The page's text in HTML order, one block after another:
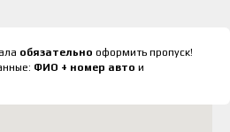
обязательно оформить пропуск!
ФИО + номер авто и